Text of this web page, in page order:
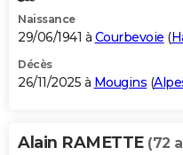
Naissance
29/06/1941 à Courbevoie (
Décès
26/11/2025 à Mougins (
Alain RAMETTE (72